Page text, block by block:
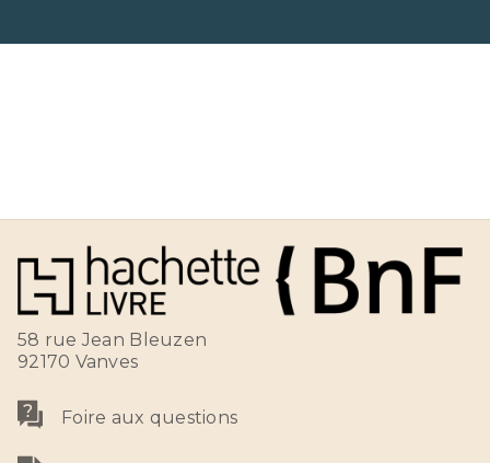
58 rue Jean Bleuzen
92170 Vanves
Foire aux questions